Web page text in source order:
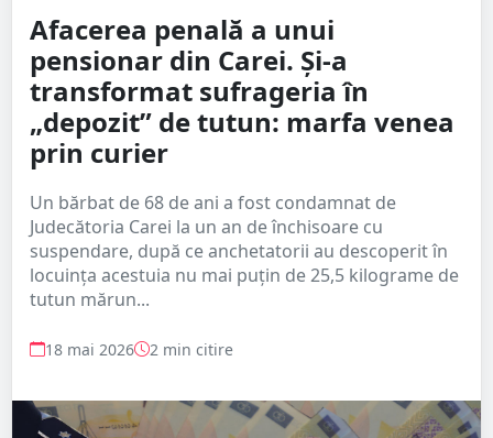
Afacerea penală a unui
pensionar din Carei. Și-a
transformat sufrageria în
„depozit” de tutun: marfa venea
prin curier
Un bărbat de 68 de ani a fost condamnat de
Judecătoria Carei la un an de închisoare cu
suspendare, după ce anchetatorii au descoperit în
locuința acestuia nu mai puțin de 25,5 kilograme de
tutun mărun...
18 mai 2026 2 min citire